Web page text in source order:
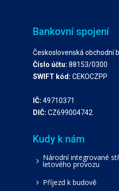
Bankovní spojení
Československá obchodní
Číslo účtu: 88153/0300
SWIFT kód: CEKOCZPP
IČ: 49710371
DIČ: CZ699004742
Kudy k nám
Národní integrované
letového provozu
Příjezd k budově